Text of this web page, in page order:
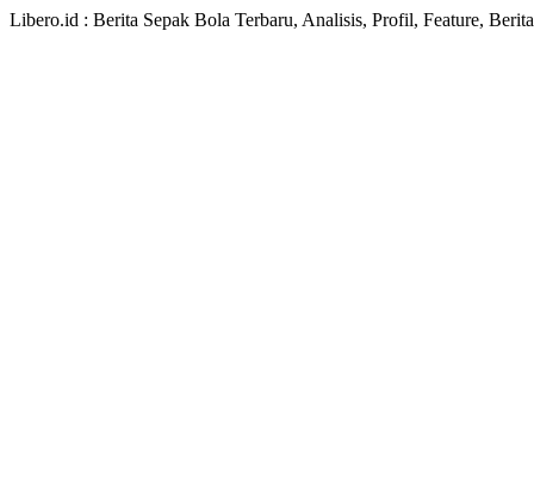
Libero.id : Berita Sepak Bola Terbaru, Analisis, Profil, Feature,